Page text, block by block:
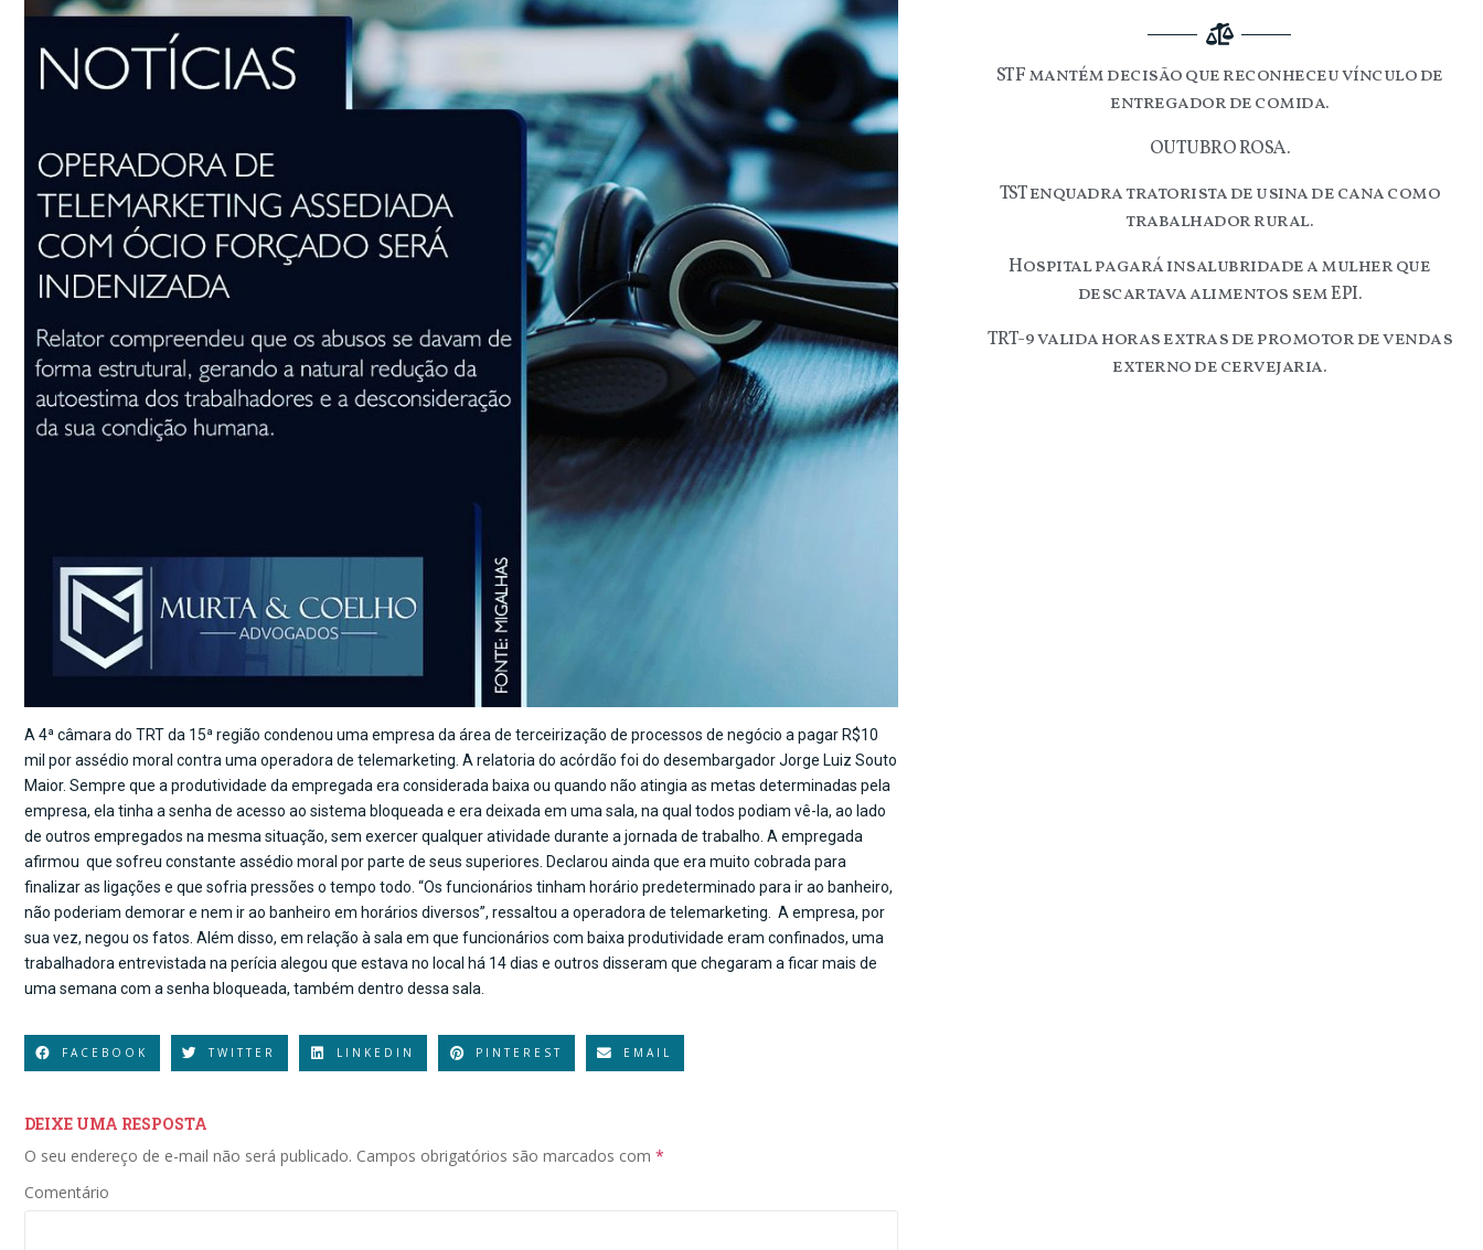
A 4ª câmara do TRT da 15ª região condenou uma empresa da área de terceirização de processos de negócio a pagar R$10
mil por assédio moral contra uma operadora de telemarketing. A relatoria do acórdão foi do desembargador Jorge Luiz Souto
Maior. Sempre que a produtividade da empregada era considerada baixa ou quando não atingia as metas determinadas pela
empresa, ela tinha a senha de acesso ao sistema bloqueada e era deixada em uma sala, na qual todos podiam vê-la, ao lado
de outros empregados na mesma situação, sem exercer qualquer atividade durante a jornada de trabalho. A empregada
afirmou que sofreu constante assédio moral por parte de seus superiores. Declarou ainda que era muito cobrada para
finalizar as ligações e que sofria pressões o tempo todo. “Os funcionários tinham horário predeterminado para ir ao banheiro,
não poderiam demorar e nem ir ao banheiro em horários diversos”, ressaltou a operadora de telemarketing. A empresa, por
sua vez, negou os fatos. Além disso, em relação à sala em que funcionários com baixa produtividade eram confinados, uma
trabalhadora entrevistada na perícia alegou que estava no local há 14 dias e outros disseram que chegaram a ficar mais de
uma semana com a senha bloqueada, também dentro dessa sala.
FACEBOOK TWITTER LINKEDIN PINTEREST EMAIL
DEIXE UMA RESPOSTA
O seu endereço de e-mail não será publicado. Campos obrigatórios são marcados com *
Comentário
STF mantém decisão que reconheceu vínculo de
entregador de comida.
OUTUBRO ROSA.
TST enquadra tratorista de usina de cana como
trabalhador rural.
Hospital pagará insalubridade a mulher que
descartava alimentos sem EPI.
TRT-9 valida horas extras de promotor de vendas
externo de cervejaria.